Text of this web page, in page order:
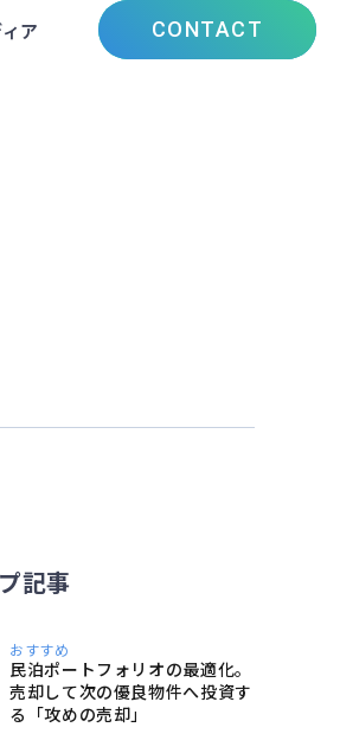
ア CONTACT
プ記事
おすすめ
民泊ポートフォリオの最適化。
売却して次の優良物件へ投資す
る「攻めの売却」